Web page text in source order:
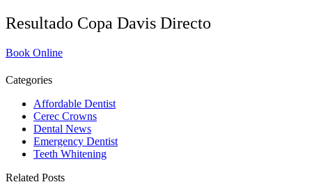
Resultado Copa Davis Directo
Book Online
Categories
Affordable Dentist
Cerec Crowns
Dental News
Emergency Dentist
Teeth Whitening
Related Posts